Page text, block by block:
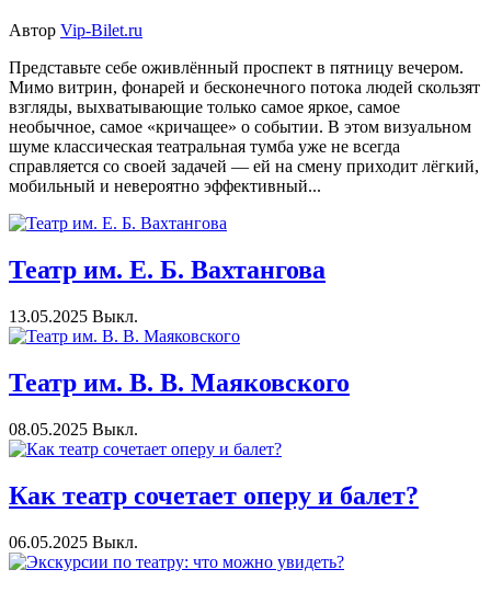
Автор Vip-Bilet.ru
Представьте себе оживлённый проспект в пятницу вечером.
Мимо витрин, фонарей и бесконечного потока людей скользят
взгляды, выхватывающие только самое яркое, самое
необычное, самое «кричащее» о событии. В этом визуальном
шуме классическая театральная тумба уже не всегда
справляется со своей задачей — ей на смену приходит лёгкий,
мобильный и невероятно эффективный...
Театр им. Е. Б. Вахтангова
13.05.2025 Выкл.
Театр им. В. В. Маяковского
08.05.2025 Выкл.
Как театр сочетает оперу и балет?
06.05.2025 Выкл.